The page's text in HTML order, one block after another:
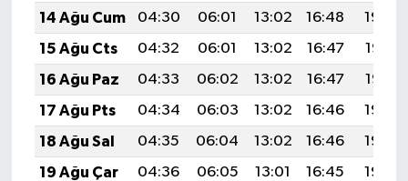
14 Ağu Cum
04:30 06:01 13:02 16:48
19:54
15 Ağu Cts
04:32 06:01 13:02 16:47
19:53
16 Ağu Paz
04:33 06:02 13:02 16:47
19:52
17 Ağu Pts
04:34 06:03 13:02 16:46
19:50
18 Ağu Sal
04:35 06:04 13:02 16:46
19:49
19 Ağu Çar
04:36 06:05 13:01 16:45
19:48